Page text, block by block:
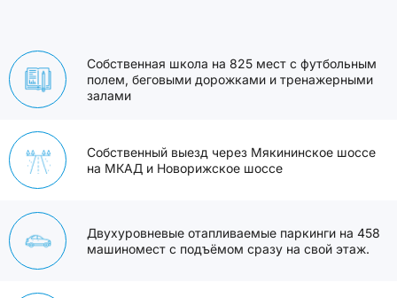
Собственная школа на 825 мест с футбольным
полем, беговыми дорожками и тренажерными
залами
Собственный выезд через Мякининское шоссе
на МКАД и Новорижское шоссе
Двухуровневые отапливаемые паркинги на 458
машиномест с подъёмом сразу на свой этаж.